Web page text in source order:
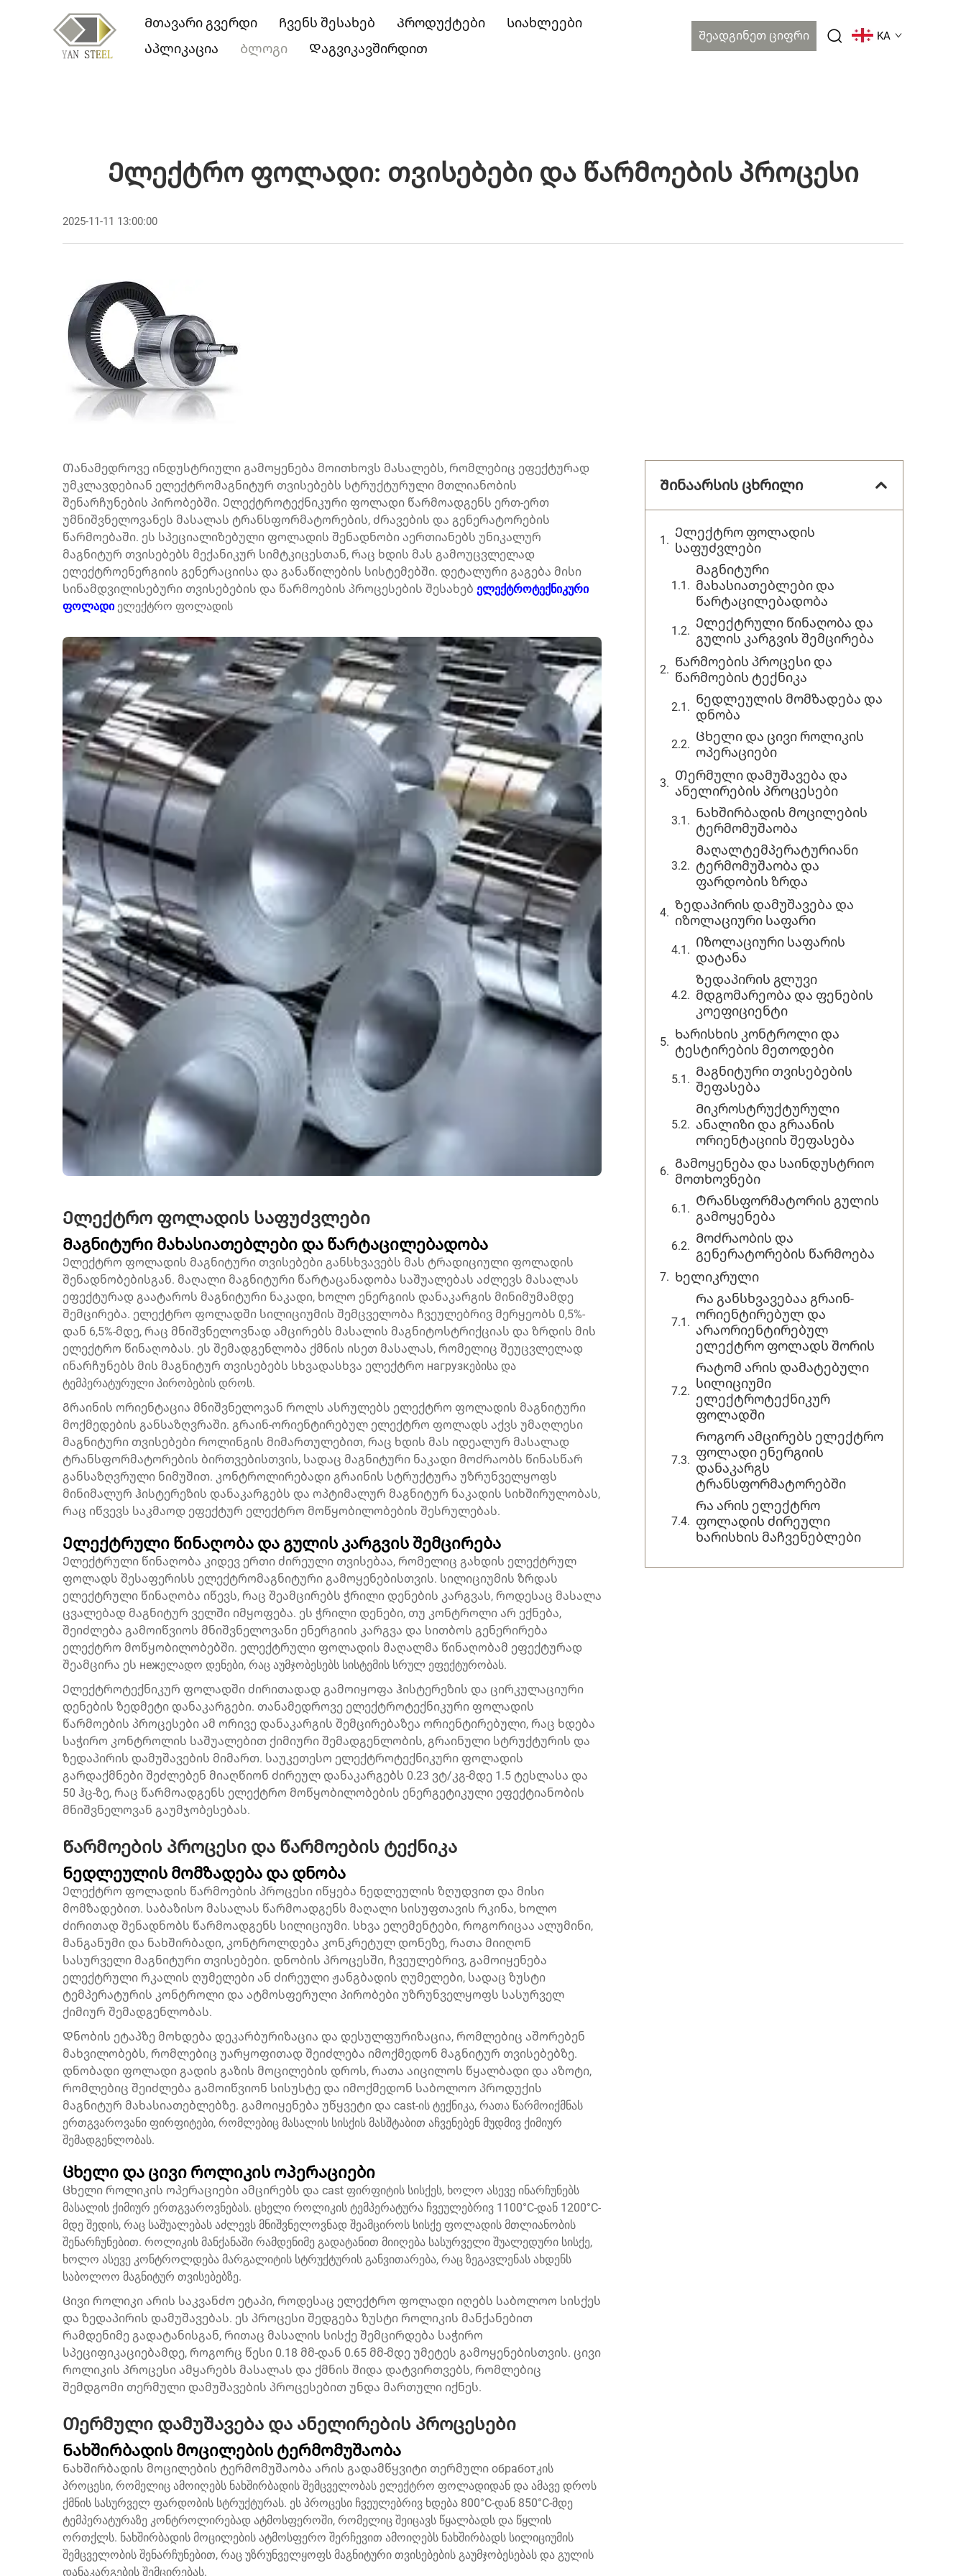
Მთავარი გვერდი Ჩვენს შესახებ Პროდუქტები
Სიახლეები
Აპლიკაცია
Ბლოგი Დაგვიკავშირდით
Შეადგინეთ Ციფრი KA
Ელექტრო Ფოლადი: Თვისებები Და Წარმოების Პროცესი
2025-11-11 13:00:00
Თანამედროვე ინდუსტრიული გამოყენება მოითხოვს მასალებს, რომლებიც ეფექტურად
უმკლავდებიან ელექტრომაგნიტურ თვისებებს სტრუქტურული მთლიანობის
შენარჩუნების პირობებში. Ელექტროტექნიკური ფოლადი წარმოადგენს ერთ-ერთ
უმნიშვნელოვანეს მასალას ტრანსფორმატორების, ძრავების და გენერატორების
წარმოებაში. ეს სპეციალიზებული ფოლადის შენადნობი აერთიანებს უნიკალურ
მაგნიტურ თვისებებს მექანიკურ სიმტკიცესთან, რაც ხდის მას გამოუცვლელად
ელექტროენერგიის გენერაციისა და განაწილების სისტემებში. დეტალური გაგება მისი
სინამდვილისებური თვისებების და წარმოების პროცესების შესახებ ელექტროტექნიკური
ფოლადი ელექტრო ფოლადის
Ელექტრო ფოლადის საფუძვლები
Მაგნიტური მახასიათებლები და წარტაცილებადობა
Ელექტრო ფოლადის მაგნიტური თვისებები განსხვავებს მას ტრადიციული ფოლადის
შენადნობებისგან. მაღალი მაგნიტური წარტაცანადობა საშუალებას აძლევს მასალას
ეფექტურად გაატაროს მაგნიტური ნაკადი, ხოლო ენერგიის დანაკარგის მინიმუმამდე
შემცირება. ელექტრო ფოლადში სილიციუმის შემცველობა ჩვეულებრივ მერყეობს 0,5%-
დან 6,5%-მდე, რაც მნიშვნელოვნად ამცირებს მასალის მაგნიტოსტრიქციას და ზრდის მის
ელექტრო წინაღობას. ეს შემადგენლობა ქმნის ისეთ მასალას, რომელიც შეუცვლელად
ინარჩუნებს მის მაგნიტურ თვისებებს სხვადასხვა ელექტრო нагрузкებისა და
ტემპერატურული პირობების დროს.
Გრაინის ორიენტაცია მნიშვნელოვან როლს ასრულებს ელექტრო ფოლადის მაგნიტური
მოქმედების განსაზღვრაში. გრაინ-ორიენტირებულ ელექტრო ფოლადს აქვს უმაღლესი
მაგნიტური თვისებები როლინგის მიმართულებით, რაც ხდის მას იდეალურ მასალად
ტრანსფორმატორების ბირთვებისთვის, სადაც მაგნიტური ნაკადი მოძრაობს წინასწარ
განსაზღვრული ნიმუშით. კონტროლირებადი გრაინის სტრუქტურა უზრუნველყოფს
მინიმალურ ჰისტერეზის დანაკარგებს და ოპტიმალურ მაგნიტურ ნაკადის სიხშირულობას,
რაც იწვევს საკმაოდ ეფექტურ ელექტრო მოწყობილობების შესრულებას.
Ელექტრული წინაღობა და გულის კარგვის შემცირება
Ელექტრული წინაღობა კიდევ ერთი ძირეული თვისებაა, რომელიც გახდის ელექტრულ
ფოლადს შესაფერისს ელექტრომაგნიტური გამოყენებისთვის. სილიციუმის ზრდას
ელექტრული წინაღობა იწევს, რაც შეამცირებს ჭრილი დენების კარგვას, როდესაც მასალა
ცვალებად მაგნიტურ ველში იმყოფება. ეს ჭრილი დენები, თუ კონტროლი არ ექნება,
შეიძლება გამოიწვიოს მნიშვნელოვანი ენერგიის კარგვა და სითბოს გენერირება
ელექტრო მოწყობილობებში. ელექტრული ფოლადის მაღალმა წინაღობამ ეფექტურად
შეამცირა ეს нежელადო დენები, რაც აუმჯობესებს სისტემის სრულ ეფექტურობას.
Ელექტროტექნიკურ ფოლადში ძირითადად გამოიყოფა ჰისტერეზის და ცირკულაციური
დენების ზედმეტი დანაკარგები. თანამედროვე ელექტროტექნიკური ფოლადის
წარმოების პროცესები ამ ორივე დანაკარგის შემცირებაზეა ორიენტირებული, რაც ხდება
საჭირო კონტროლის საშუალებით ქიმიური შემადგენლობის, გრაინული სტრუქტურის და
ზედაპირის დამუშავების მიმართ. საუკეთესო ელექტროტექნიკური ფოლადის
გარდაქმნები შეძლებენ მიაღწიონ ძირეულ დანაკარგებს 0.23 ვტ/კგ-მდე 1.5 ტესლასა და
50 ჰც-ზე, რაც წარმოადგენს ელექტრო მოწყობილობების ენერგეტიკული ეფექტიანობის
მნიშვნელოვან გაუმჯობესებას.
Წარმოების პროცესი და წარმოების ტექნიკა
Ნედლეულის მომზადება და დნობა
Ელექტრო ფოლადის წარმოების პროცესი იწყება ნედლეულის ზღუდვით და მისი
მომზადებით. საბაზისო მასალას წარმოადგენს მაღალი სისუფთავის რკინა, ხოლო
ძირითად შენადნობს წარმოადგენს სილიციუმი. სხვა ელემენტები, როგორიცაა ალუმინი,
მანგანუმი და ნახშირბადი, კონტროლდება კონკრეტულ დონეზე, რათა მიიღონ
სასურველი მაგნიტური თვისებები. დნობის პროცესში, ჩვეულებრივ, გამოიყენება
ელექტრული რკალის ღუმელები ან ძირეული ჟანგბადის ღუმელები, სადაც ზუსტი
ტემპერატურის კონტროლი და ატმოსფერული პირობები უზრუნველყოფს სასურველ
ქიმიურ შემადგენლობას.
Დნობის ეტაპზე მოხდება დეკარბურიზაცია და დესულფურიზაცია, რომლებიც აშორებენ
მახვილობებს, რომლებიც უარყოფითად შეიძლება იმოქმედონ მაგნიტურ თვისებებზე.
დნობადი ფოლადი გადის გაზის მოცილების დროს, რათა აიცილოს წყალბადი და აზოტი,
რომლებიც შეიძლება გამოიწვიონ სისუსტე და იმოქმედონ საბოლოო პროდუქის
მაგნიტურ მახასიათებლებზე. გამოიყენება უწყვეტი და cast-ის ტექნიკა, რათა წარმოიქმნას
ერთგვაროვანი ფირფიტები, რომლებიც მასალის სისქის მასშტაბით აჩვენებენ მუდმივ ქიმიურ
შემადგენლობას.
Ცხელი და ცივი როლიკის ოპერაციები
Ცხელი როლიკის ოპერაციები ამცირებს და cast ფირფიტის სისქეს, ხოლო ასევე ინარჩუნებს
მასალის ქიმიურ ერთგვაროვნებას. ცხელი როლიკის ტემპერატურა ჩვეულებრივ 1100°C-დან 1200°C-
მდე შედის, რაც საშუალებას აძლევს მნიშვნელოვნად შეამციროს სისქე ფოლადის მთლიანობის
შენარჩუნებით. როლიკის მანქანაში რამდენიმე გადატანით მიიღება სასურველი შუალედური სისქე,
ხოლო ასევე კონტროლდება მარგალიტის სტრუქტურის განვითარება, რაც ზეგავლენას ახდენს
საბოლოო მაგნიტურ თვისებებზე.
Ცივი როლიკი არის საკვანძო ეტაპი, როდესაც ელექტრო ფოლადი იღებს საბოლოო სისქეს
და ზედაპირის დამუშავებას. ეს პროცესი შედგება ზუსტი როლიკის მანქანებით
რამდენიმე გადატანისგან, რითაც მასალის სისქე შემცირდება საჭირო
სპეციფიკაციებამდე, როგორც წესი 0.18 მმ-დან 0.65 მმ-მდე უმეტეს გამოყენებისთვის. ცივი
როლიკის პროცესი ამყარებს მასალას და ქმნის შიდა დატვირთვებს, რომლებიც
შემდგომი თერმული დამუშავების პროცესებით უნდა მართული იქნეს.
Თერმული დამუშავება და ანელირების პროცესები
Ნახშირბადის მოცილების ტერმომუშაობა
Ნახშირბადის მოცილების ტერმომუშაობა არის გადამწყვიტი თერმული обработკის
პროცესი, რომელიც ამოიღებს ნახშირბადის შემცველობას ელექტრო ფოლადიდან და ამავე დროს
ქმნის სასურველ ფარდობის სტრუქტურას. ეს პროცესი ჩვეულებრივ ხდება 800°C-დან 850°C-მდე
ტემპერატურაზე კონტროლირებად ატმოსფეროში, რომელიც შეიცავს წყალბადს და წყლის
ორთქლს. ნახშირბადის მოცილების ატმოსფერო შერჩევით ამოიღებს ნახშირბადს სილიციუმის
შემცველობის შენარჩუნებით, რაც უზრუნველყოფს მაგნიტური თვისებების გაუმჯობესებას და გულის
დანაკარგების შემცირებას.
Შინაარსის ცხრილი
Ელექტრო ფოლადის
საფუძვლები
Მაგნიტური
მახასიათებლები და
წარტაცილებადობა
Ელექტრული წინაღობა და
გულის კარგვის შემცირება
Წარმოების პროცესი და
წარმოების ტექნიკა
Ნედლეულის მომზადება და
დნობა
Ცხელი და ცივი როლიკის
ოპერაციები
Თერმული დამუშავება და
ანელირების პროცესები
Ნახშირბადის მოცილების
ტერმომუშაობა
Მაღალტემპერატურიანი
ტერმომუშაობა და
ფარდობის ზრდა
Ზედაპირის დამუშავება და
იზოლაციური საფარი
Იზოლაციური საფარის
დატანა
Ზედაპირის გლუვი
მდგომარეობა და ფენების
კოეფიციენტი
Ხარისხის კონტროლი და
ტესტირების მეთოდები
Მაგნიტური თვისებების
შეფასება
Მიკროსტრუქტურული
ანალიზი და გრაანის
ორიენტაციის შეფასება
Გამოყენება და საინდუსტრიო
მოთხოვნები
Ტრანსფორმატორის გულის
გამოყენება
Მოძრაობის და
გენერატორების წარმოება
Ხელიკრული
Რა განსხვავებაა გრაინ-
ორიენტირებულ და
არაორიენტირებულ
ელექტრო ფოლადს შორის
Რატომ არის დამატებული
სილიციუმი
ელექტროტექნიკურ
ფოლადში
Როგორ ამცირებს ელექტრო
ფოლადი ენერგიის
დანაკარგს
ტრანსფორმატორებში
Რა არის ელექტრო
ფოლადის ძირეული
ხარისხის მაჩვენებლები